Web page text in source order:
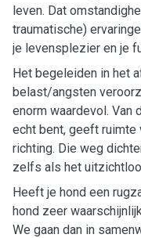
leven. Dat
traumatische)
je levensplezier en je
Het begeleiden in het
belast/angsten
enorm waardevol. Van
echt bent, geeft ruimte
richting. Die weg
zelfs als het
Heeft je hond een
hond zeer
We gaan dan in